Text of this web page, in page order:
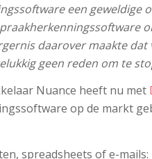
een geweldige
daarover maakte
geen reden om te
Nuance heeft nu met
op de markt
spreadsheets of e-